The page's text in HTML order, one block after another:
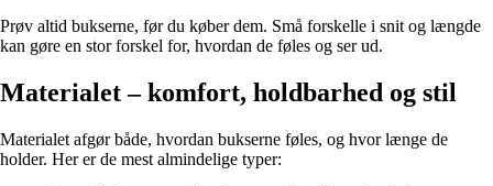
Prøv altid bukserne, før du køber dem. Små forskelle i snit og længde
kan gøre en stor forskel for, hvordan de føles og ser ud.
Materialet – komfort, holdbarhed og stil
Materialet afgør både, hvordan bukserne føles, og hvor længe de
holder. Her er de mest almindelige typer: